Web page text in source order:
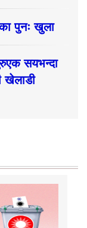
पुनः खुला
सयभन्दा
खेलाडी